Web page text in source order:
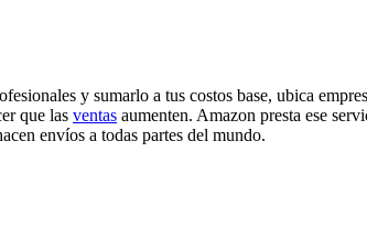
y sumarlo a tus costos base, ubica
que las ventas aumenten. Amazon presta ese
envíos a todas partes del mundo.